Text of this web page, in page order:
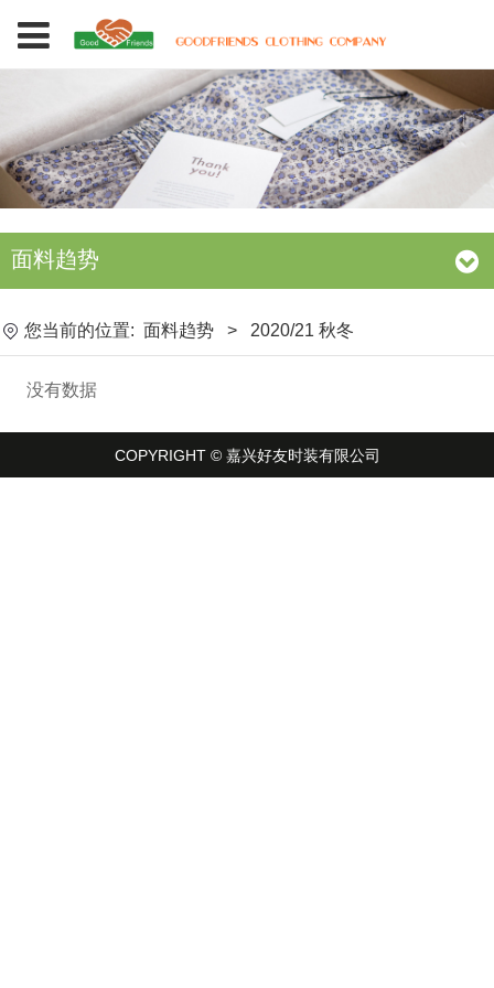
面料趋势
您当前的位置: 面料趋势 > 2020/21 秋冬
没有数据
COPYRIGHT © 嘉兴好友时装有限公司